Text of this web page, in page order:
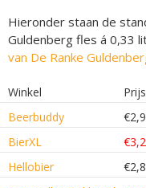
Hieronder staan de
Guldenberg fles á 0,33
van De Ranke
Winkel
Beerbuddy
BierXL
Hellobier